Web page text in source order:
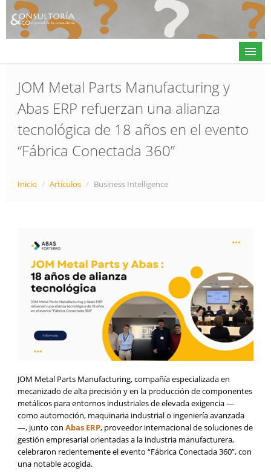
Actualidad
Directorio
Alta en directorio / Log in
Contacto
JOM Metal Parts Manufacturing y
Abas ERP refuerzan una alianza
tecnológica de 18 años en el evento
“Fábrica Conectada 360”
Inicio / Artículos / Business Intelligence
JOM Metal Parts Manufacturing, compañía especializada en
mecanizado de alta precisión y en la producción de componentes
metálicos para entornos industriales de elevada exigencia —
como automoción, maquinaria industrial o ingeniería avanzada
—, junto con Abas ERP, proveedor internacional de soluciones de
gestión empresarial orientadas a la industria manufacturera,
celebraron recientemente el evento “Fábrica Conectada 360”, con
una notable acogida.